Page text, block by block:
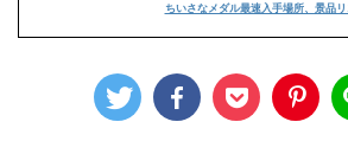
ちいさなメダル最速入手場所、景品リ